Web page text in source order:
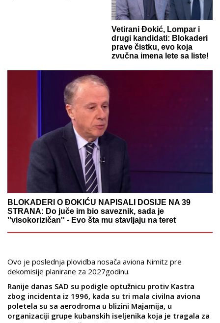
Vetirani Đokić, Lompar i
drugi kandidati: Blokaderi
prave čistku, evo koja
zvučna imena lete sa liste!
BLOKADERI O ĐOKIĆU NAPISALI DOSIJE NA 39
STRANA: Do juče im bio saveznik, sada je
''visokorizičan'' - Evo šta mu stavljaju na teret
Ovo je poslednja plovidba nosača aviona Nimitz pre
dekomisije planirane za 2027godinu.
Ranije danas SAD su podigle optužnicu protiv Kastra
zbog incidenta iz 1996, kada su tri mala civilna aviona
poletela su sa aerodroma u blizini Majamija, u
organizaciji grupe kubanskih iseljenika koja je tragala za